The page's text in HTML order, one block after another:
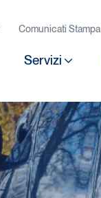
Servizi
Comunicati Stampa